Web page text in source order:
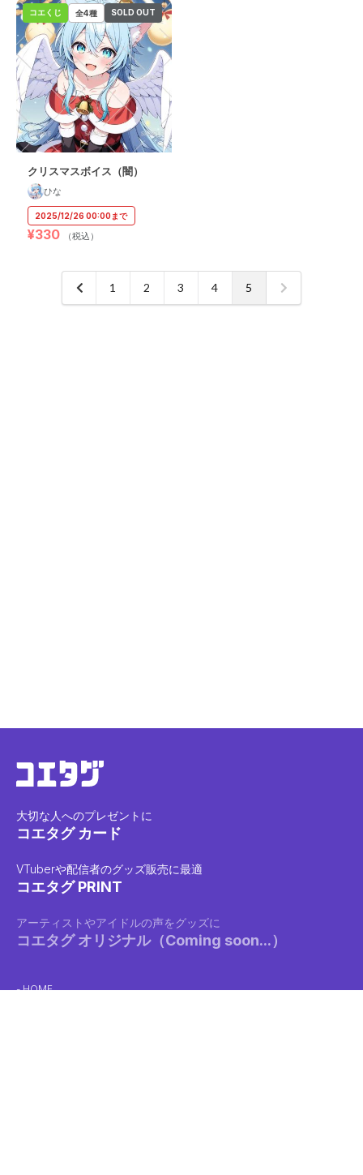
コエくじ 全4種 SOLD OUT
クリスマスボイス（闇）
ひな
2025/12/26 00:00まで
¥330 （税込）
1 2 3 4 5
大切な人へのプレゼントに
コエタグ カード
VTuberや配信者のグッズ販売に最適
コエタグ PRINT
アーティストやアイドルの声をグッズに
コエタグ オリジナル（Coming soon...）
HOME